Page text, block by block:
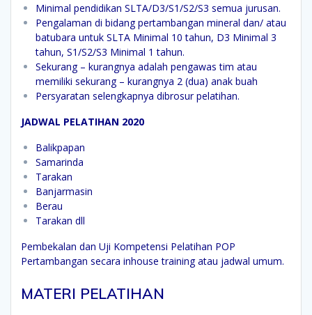
Minimal pendidikan SLTA/D3/S1/S2/S3 semua jurusan.
Pengalaman di bidang pertambangan mineral dan/ atau
batubara untuk SLTA Minimal 10 tahun, D3 Minimal 3
tahun, S1/S2/S3 Minimal 1 tahun.
Sekurang – kurangnya adalah pengawas tim atau
memiliki sekurang – kurangnya 2 (dua) anak buah
Persyaratan selengkapnya dibrosur pelatihan.
JADWAL PELATIHAN 2020
Balikpapan
Samarinda
Tarakan
Banjarmasin
Berau
Tarakan dll
Pembekalan dan Uji Kompetensi Pelatihan POP
Pertambangan secara inhouse training atau jadwal umum.
MATERI PELATIHAN